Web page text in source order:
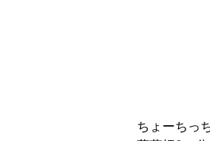
ちょーちっ